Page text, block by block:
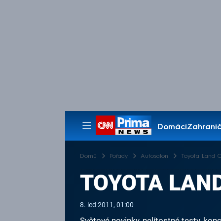
Domácí
Pořady
Domů Pořady Autosalon Toyota Land
TOYOTA
8. led 2011, 01:00